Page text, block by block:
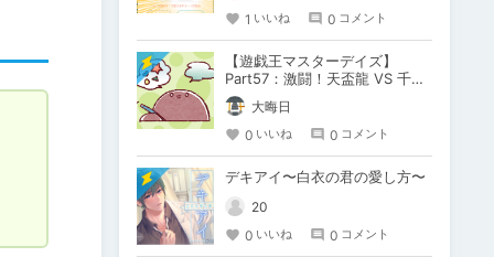
1 いいね 0 コメント
【遊戯王マスターデイズ】
Part57：激闘！天盃龍 VS 千年
D【架空デュエル】
大晦日
0 いいね 0 コメント
デキアイ〜白衣の君の愛し方〜
20
0 いいね 0 コメント